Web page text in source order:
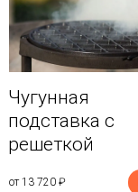
Чугунная
подставка с
решеткой
от 13 720 ₽